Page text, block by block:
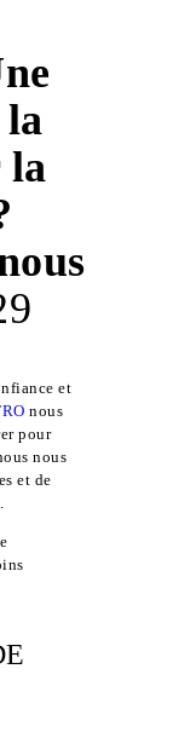
la
et
nous
pour
nous
et de